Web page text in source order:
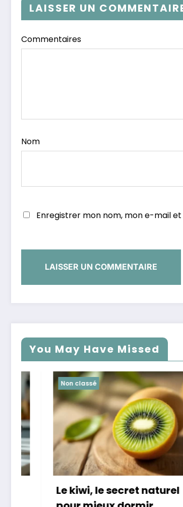
LAISSER UN
Commentaires
Nom
Enregistrer mon nom, mon e-mail
You May Have Missed
Non classé
Le kiwi, le secret naturel